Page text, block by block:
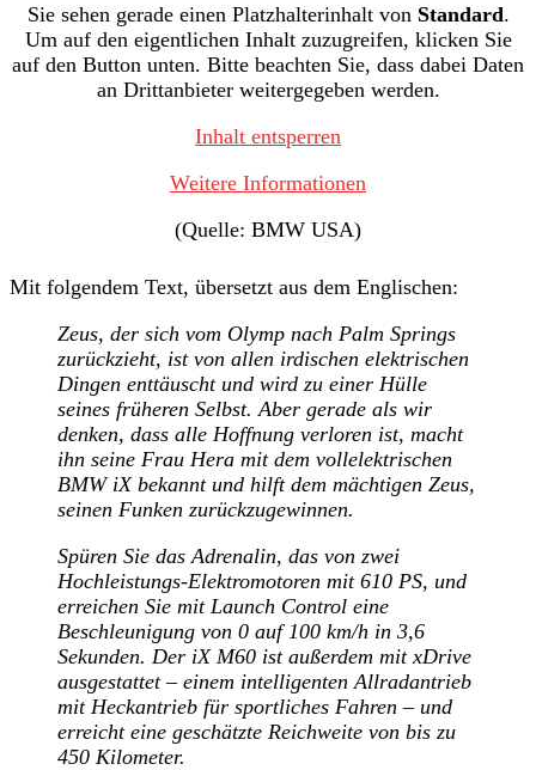
Sie sehen gerade einen Platzhalterinhalt von Standard.
Um auf den eigentlichen Inhalt zuzugreifen, klicken Sie
auf den Button unten. Bitte beachten Sie, dass dabei Daten
an Drittanbieter weitergegeben werden.
Inhalt entsperren
Weitere Informationen
(Quelle: BMW USA)
Mit folgendem Text, übersetzt aus dem Englischen:
Zeus, der sich vom Olymp nach Palm Springs
zurückzieht, ist von allen irdischen elektrischen
Dingen enttäuscht und wird zu einer Hülle
seines früheren Selbst. Aber gerade als wir
denken, dass alle Hoffnung verloren ist, macht
ihn seine Frau Hera mit dem vollelektrischen
BMW iX bekannt und hilft dem mächtigen Zeus,
seinen Funken zurückzugewinnen.
Spüren Sie das Adrenalin, das von zwei
Hochleistungs-Elektromotoren mit 610 PS, und
erreichen Sie mit Launch Control eine
Beschleunigung von 0 auf 100 km/h in 3,6
Sekunden. Der iX M60 ist außerdem mit xDrive
ausgestattet – einem intelligenten Allradantrieb
mit Heckantrieb für sportliches Fahren – und
erreicht eine geschätzte Reichweite von bis zu
450 Kilometer.